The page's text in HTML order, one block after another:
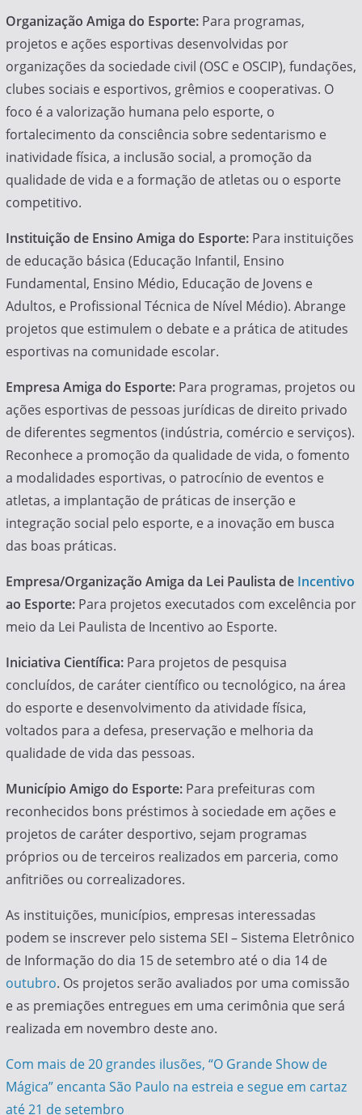
Organização Amiga do Esporte:Para programas,
projetos e ações esportivas desenvolvidas por
organizações da sociedade civil (OSC e OSCIP), fundações,
clubes sociais e esportivos, grêmios e cooperativas. O
foco é a valorização humana pelo esporte, o
fortalecimento da consciência sobre sedentarismo e
inatividade física, a inclusão social, a promoção da
qualidade de vida e a formação de atletas ou o esporte
competitivo.
Instituição de Ensino Amiga do Esporte:Para instituições
de educação básica (Educação Infantil, Ensino
Fundamental, Ensino Médio, Educação de Jovens e
Adultos, e Profissional Técnica de Nível Médio). Abrange
projetos que estimulem o debate e a prática de atitudes
esportivas na comunidade escolar.
Empresa Amiga do Esporte:Para programas, projetos ou
ações esportivas de pessoas jurídicas de direito privado
de diferentes segmentos (indústria, comércio e serviços).
Reconhece a promoção da qualidade de vida, o fomento
a modalidades esportivas, o patrocínio de eventos e
atletas, a implantação de práticas de inserção e
integração social pelo esporte, e a inovação em busca
das boas práticas.
Empresa/Organização Amiga da Lei Paulista de Incentivo
ao Esporte:Para projetos executados com excelência por
meio da Lei Paulista de Incentivo ao Esporte.
Iniciativa Científica:Para projetos de pesquisa
concluídos, de caráter científico ou tecnológico, na área
do esporte e desenvolvimento da atividade física,
voltados para a defesa, preservação e melhoria da
qualidade de vida das pessoas.
Município Amigo do Esporte:Para prefeituras com
reconhecidos bons préstimos à sociedade em ações e
projetos de caráter desportivo, sejam programas
próprios ou de terceiros realizados em parceria, como
anfitriões ou correalizadores.
As instituições, municípios, empresas interessadas
podem se inscrever pelo sistema SEI – Sistema Eletrônico
de Informação do dia 15 de setembro até o dia 14 de
outubro. Os projetos serão avaliados por uma comissão
e as premiações entregues em uma cerimônia que será
realizada em novembro deste ano.
Navegação
de
Com mais de 20 grandes ilusões, “O Grande Show de
Mágica” encanta São Paulo na estreia e segue em cartaz
até 21 de setembro